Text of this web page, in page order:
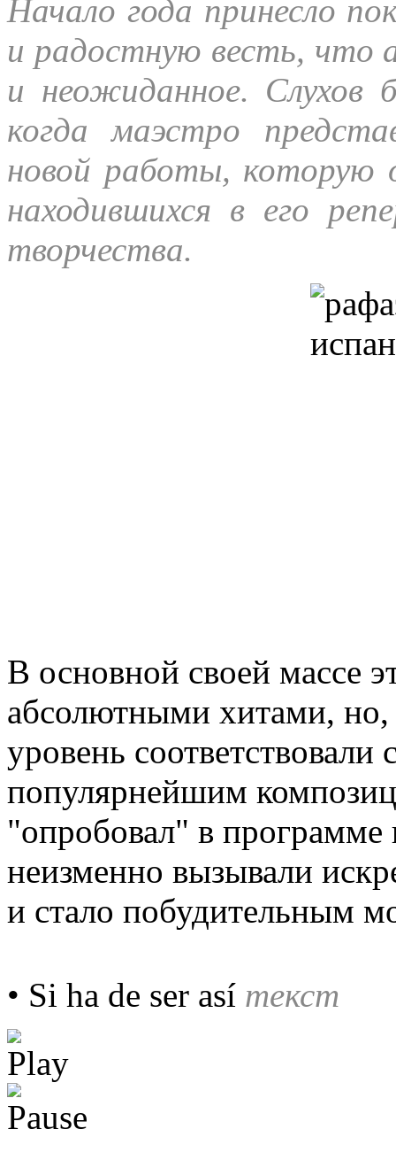
Начало года принесло
и радостную весть, что
и неожиданное.
когда маэстро
новой работы, которую
находившихся в его
творчества.
В основной своей массе
абсолютными хитами, но,
уровень
популярнейшим
"опробовал" в
неизменно вызывали
и стало побудительным
• Si ha de ser así текст